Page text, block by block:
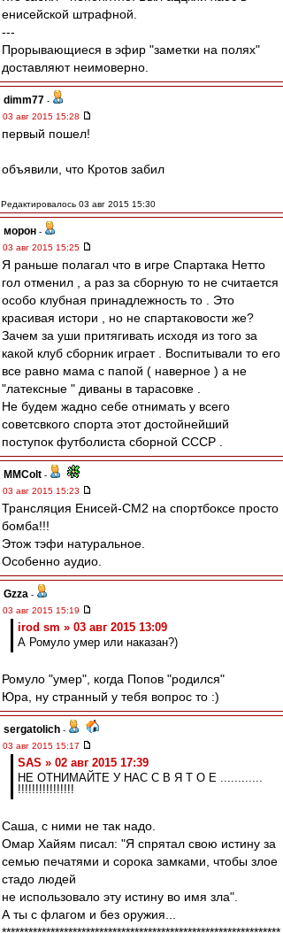
енисейской штрафной.
---
Прорывающиеся в эфир "заметки на полях"
доставляют неимоверно.
dimm77 -
03 авг 2015 15:28
первый пошел!
объявили, что Кротов забил
Редактировалось 03 авг 2015 15:30
морон -
03 авг 2015 15:25
Я раньше полагал что в игре Спартака Нетто
гол отменил , а раз за сборную то не считается
особо клубная принадлежность то . Это
красивая истори , но не спартаковости же?
Зачем за уши притягивать исходя из того за
какой клуб сборник играет . Воспитывали то его
все равно мама с папой ( наверное ) а не
"латексные " диваны в тарасовке .
Не будем жадно себе отнимать у всего
советсвкого спорта этот достойнейший
поступок футболиста сборной СССР .
MMColt -
03 авг 2015 15:23
Трансляция Енисей-СМ2 на спортбоксе просто
бомба!!!
Этож тэфи натуральное.
Особенно аудио.
Gzza -
03 авг 2015 15:19
irod sm » 03 авг 2015 13:09
А Ромуло умер или наказан?)
Ромуло "умер", когда Попов "родился"
Юра, ну странный у тебя вопрос то :)
sergatolich -
03 авг 2015 15:17
SAS » 02 авг 2015 17:39
НЕ ОТНИМАЙТЕ У НАС С В Я Т О Е ............
!!!!!!!!!!!!!!!!
Саша, с ними не так надо.
Омар Хайям писал: "Я спрятал свою истину за
семью печатями и сорока замками, чтобы злое
стадо людей
не использовало эту истину во имя зла".
А ты с флагом и без оружия...